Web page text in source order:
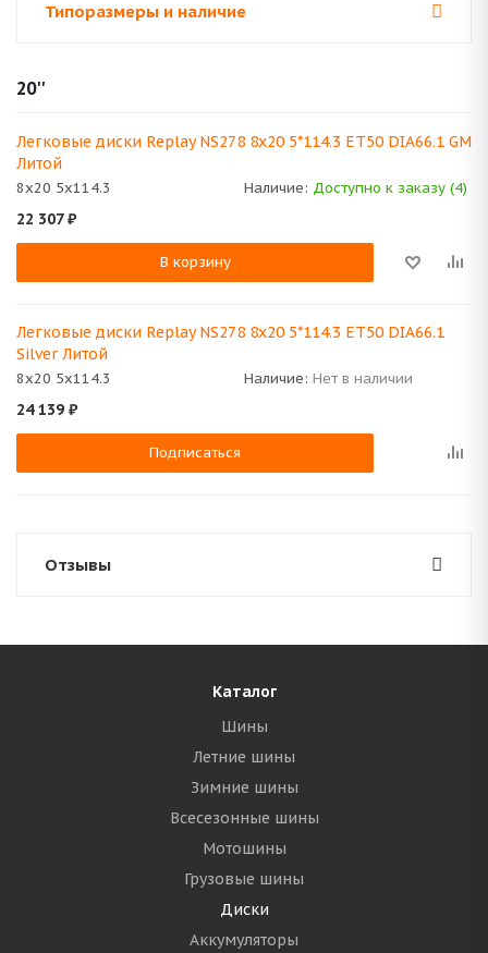
Типоразмеры и наличие
20''
Легковые диски Replay NS278 8x20 5*114.3 ET50 DIA66.1 GM
Литой
8x20 5x114.3 Наличие: Доступно к заказу (4)
22 307₽
В корзину
Легковые диски Replay NS278 8x20 5*114.3 ET50 DIA66.1
Silver Литой
8x20 5x114.3 Наличие: Нет в наличии
24 139 ₽
Подписаться
Отзывы
Каталог
Шины
Летние шины
Зимние шины
Всесезонные шины
Мотошины
Грузовые шины
Диски
Аккумуляторы